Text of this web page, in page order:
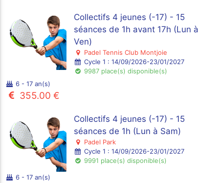
Collectifs 4 jeunes (-17) - 15
séances de 1h avant 17h (Lun à
Ven)
Padel Tennis Club Montjoie
Cycle 1 : 14/09/2026-23/01/2027
9987 place(s) disponible(s)
6 - 17 an(s)
355.00 €
Collectifs 4 jeunes (-17) - 15
séances de 1h (Lun à Sam)
Padel Park
Cycle 1 : 14/09/2026-23/01/2027
9991 place(s) disponible(s)
6 - 17 an(s)